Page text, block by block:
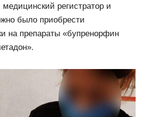
медицинский регистратор и
было приобрести
на препараты «бупренорфин